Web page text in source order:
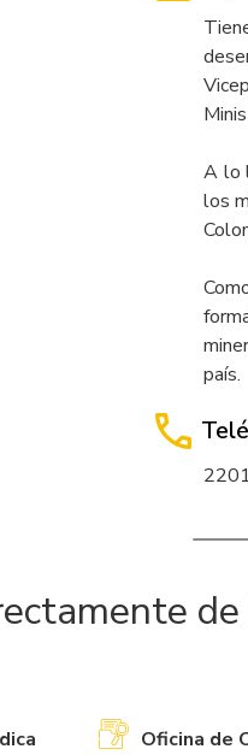
A lo
los
país.
Oficina de